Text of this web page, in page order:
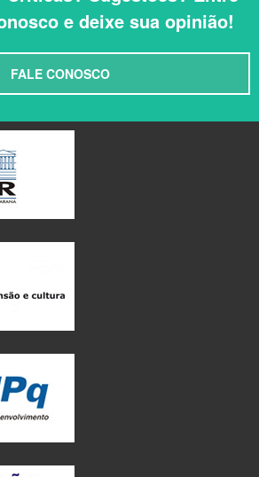
e deixe sua opinião!
FALE CONOSCO